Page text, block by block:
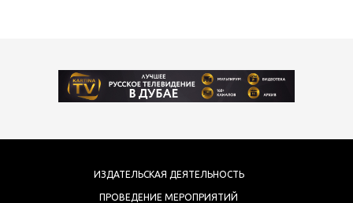
ИЗДАТЕЛЬСКАЯ ДЕЯТЕЛЬНОСТЬ
ПРОВЕДЕНИЕ МЕРОПРИЯТИЙ